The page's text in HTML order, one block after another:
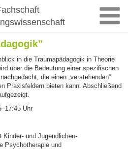
in die Traumapädagogik in Theorie
über die Bedeutung einer spezifischen
die einen „verstehenden“
Praxisfeldern bieten kann. Abschließend
Uhr
Kinder- und Jugendlichen-
Psychotherapie und